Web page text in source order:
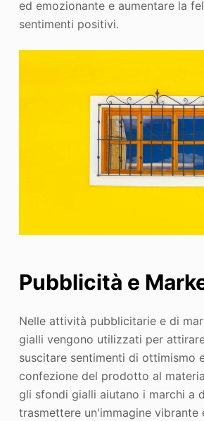
ed emozionante e aumentare la
sentimenti positivi.
Pubblicità e
Nelle attività pubblicitarie e di
gialli vengono utilizzati per
suscitare sentimenti di ottimismo
confezione del prodotto al
gli sfondi gialli aiutano i marchi a
trasmettere un'immagine vibrante